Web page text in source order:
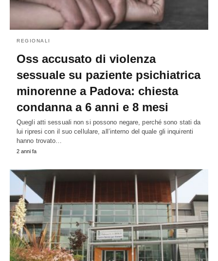
REGIONALI
Oss accusato di violenza
sessuale su paziente psichiatrica
minorenne a Padova: chiesta
condanna a 6 anni e 8 mesi
Quegli atti sessuali non si possono negare, perché sono stati da
lui ripresi con il suo cellulare, all’interno del quale gli inquirenti
hanno trovato…
2 anni fa